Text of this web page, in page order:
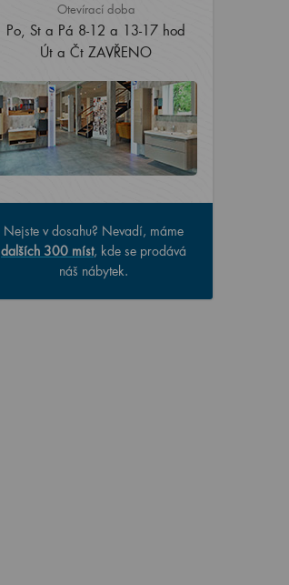
Otevírací doba
Po, St a Pá 8-12 a 13-17 hod
Út a Čt ZAVŘENO
Nejste v dosahu? Nevadí, máme
dalších 300 míst, kde se prodává
náš nábytek.